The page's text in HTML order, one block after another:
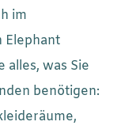
im
Elephant
alles, was Sie
benötigen: